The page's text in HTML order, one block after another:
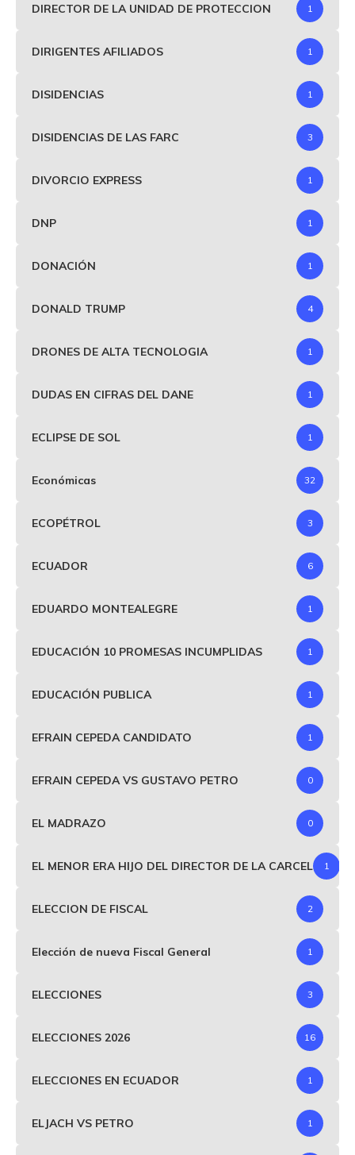
DIRECTOR DE LA UNIDAD DE PROTECCION 1
DIRIGENTES AFILIADOS 1
DISIDENCIAS 1
DISIDENCIAS DE LAS FARC 3
DIVORCIO EXPRESS 1
DNP 1
DONACIÓN 1
DONALD TRUMP 4
DRONES DE ALTA TECNOLOGIA 1
DUDAS EN CIFRAS DEL DANE 1
ECLIPSE DE SOL 1
Económicas 32
ECOPÉTROL 3
ECUADOR 6
EDUARDO MONTEALEGRE 1
EDUCACIÓN 10 PROMESAS INCUMPLIDAS 1
EDUCACIÓN PUBLICA 1
EFRAIN CEPEDA CANDIDATO 1
EFRAIN CEPEDA VS GUSTAVO PETRO 0
EL MADRAZO 0
EL MENOR ERA HIJO DEL DIRECTOR DE LA CARCEL 1
ELECCION DE FISCAL 2
Elección de nueva Fiscal General 1
ELECCIONES 3
ELECCIONES 2026 16
ELECCIONES EN ECUADOR 1
ELJACH VS PETRO 1